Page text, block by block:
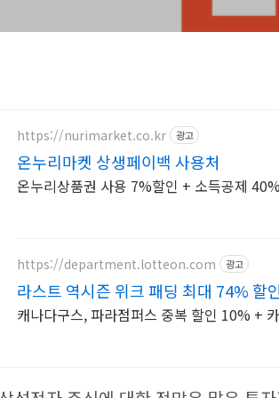
https://nurimarket.co.kr 광고
온누리마켓 상생페이백 사용처
온누리상품권 사용 7%할인 + 소득공제
https://department.lotteon.com 광고
라스트 역시즌 위크 패딩 최대 74% 할
캐나다구스, 파라점퍼스 중복 할인 10% +